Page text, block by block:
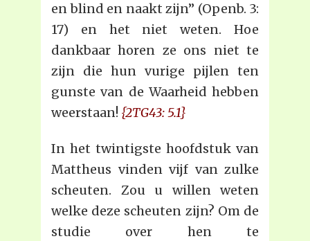
en blind en naakt zijn” (Openb. 3:
17) en het niet weten. Hoe
dankbaar horen ze ons niet te
zijn die hun vurige pijlen ten
gunste van de Waarheid hebben
weerstaan! {2TG43: 5.1}
In het twintigste hoofdstuk van
Mattheus vinden vijf van zulke
scheuten. Zou u willen weten
welke deze scheuten zijn? Om de
studie over hen te